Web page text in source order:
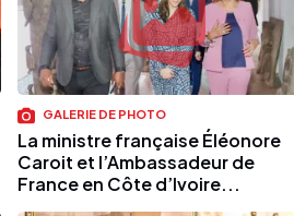
GALERIE DE PHOTO
La ministre française Éléonore
Caroit et l’Ambassadeur de
France en Côte d’Ivoire...